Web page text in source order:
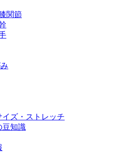
関節
ズ・ストレッチ
豆知識